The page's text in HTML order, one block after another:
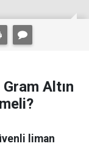
Altın
liman